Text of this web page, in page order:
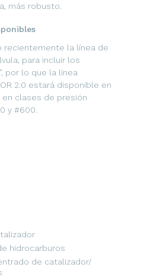
más robusto.
recientemente la línea de
para incluir los
por lo que la línea
2.0 estará disponible en
en clases de presión
y #600.
hidrocarburos
de catalizador/